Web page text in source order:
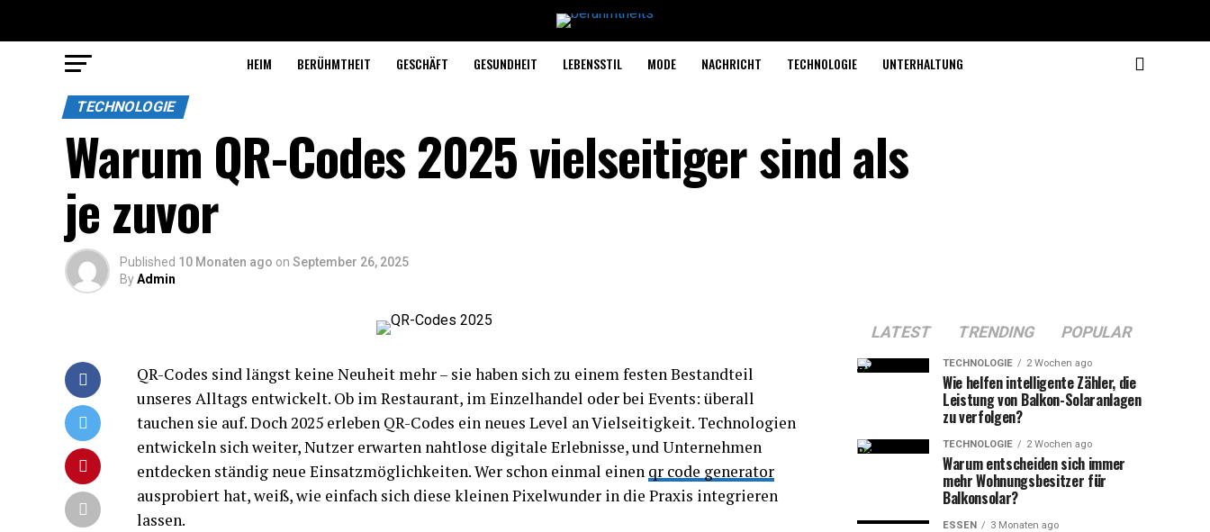
HEIM BERÜHMTHEIT GESCHÄFT GESUNDHEIT LEBENSSTIL MODE NACHRICHT TECHNOLOGIE UNTERHALTUNG
TECHNOLOGIE
Warum QR-Codes 2025 vielseitiger sind als
je zuvor
Published 10 Monaten ago on September 26, 2025
ByAdmin
QR-Codes sind längst keine Neuheit mehr – sie haben sich zu einem festen Bestandteil
unseres Alltags entwickelt. Ob im Restaurant, im Einzelhandel oder bei Events: überall
tauchen sie auf. Doch 2025 erleben QR-Codes ein neues Level an Vielseitigkeit. Technologien
entwickeln sich weiter, Nutzer erwarten nahtlose digitale Erlebnisse, und Unternehmen
entdecken ständig neue Einsatzmöglichkeiten. Wer schon einmal einen qr code generator
ausprobiert hat, weiß, wie einfach sich diese kleinen Pixelwunder in die Praxis integrieren
lassen.
LATEST TRENDING POPULAR
TECHNOLOGIE 2 Wochen ago
Wie helfen intelligente Zähler, die
Leistung von Balkon-Solaranlagen
zu verfolgen?
TECHNOLOGIE 2 Wochen ago
Warum entscheiden sich immer
mehr Wohnungsbesitzer für
Balkonsolar?
ESSEN 3 Monaten ago